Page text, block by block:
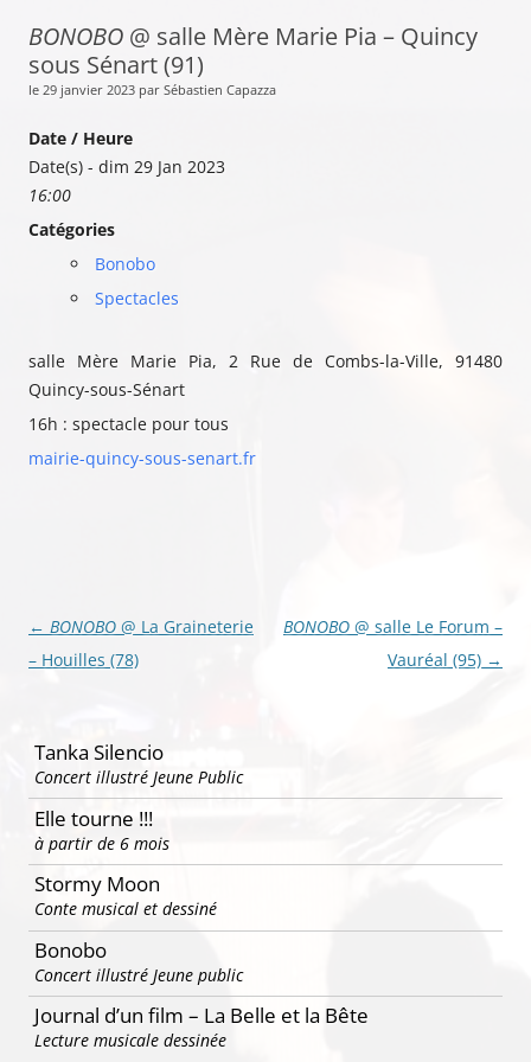
BONOBO @ salle Mère Marie Pia – Quincy
sous Sénart (91)
le 29 janvier 2023 par Sébastien Capazza
Date / Heure
Date(s) - dim 29 Jan 2023
16:00
Catégories
Bonobo
Spectacles
salle Mère Marie Pia, 2 Rue de Combs-la-Ville, 91480
Quincy-sous-Sénart
16h : spectacle pour tous
mairie-quincy-sous-senart.fr
Navigation
des
← BONOBO @ La Graineterie
– Houilles (78)
BONOBO @ salle Le Forum –
Vauréal (95) →
Tanka Silencio
Concert illustré Jeune Public
Elle tourne !!!
à partir de 6 mois
Stormy Moon
Conte musical et dessiné
Bonobo
Concert illustré Jeune public
Journal d’un film – La Belle et la Bête
Lecture musicale dessinée